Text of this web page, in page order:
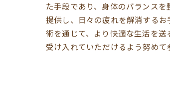
た手段であり、身体のバランス
提供し、日々の疲れを解消する
術を通じて、より快適な生活を
受け入れていただけるよう努めて